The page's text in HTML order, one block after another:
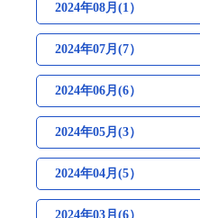
2024年08月(1）
2024年07月(7）
2024年06月(6）
2024年05月(3）
2024年04月(5）
2024年03月(6）